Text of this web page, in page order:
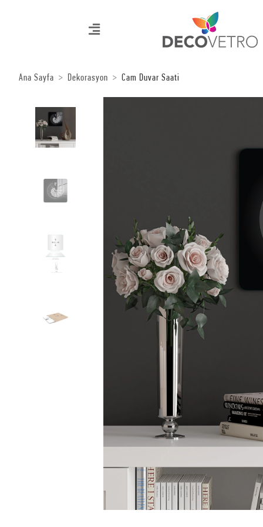
Ana Sayfa Dekorasyon Cam Duvar Saati